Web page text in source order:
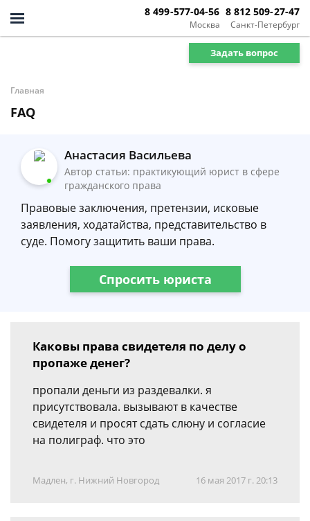
Москва
8 499-577-04-56
Санкт-Петербург
8 812 509-27-47
Задать вопрос
Главная
FAQ
Анастасия Васильева
Автор статьи: практикующий юрист в сфере
гражданского права
Правовые заключения, претензии, исковые
заявления, ходатайства, представительство в
суде. Помогу защитить ваши права.
Спросить юриста
Каковы права свидетеля по делу о
пропаже денег?
пропали деньги из раздевалки. я
присутствовала. вызывают в качестве
свидетеля и просят сдать слюну и согласие
на полиграф. что это
Мадлен, г. Нижний Новгород 16 мая 2017 г. 20:13